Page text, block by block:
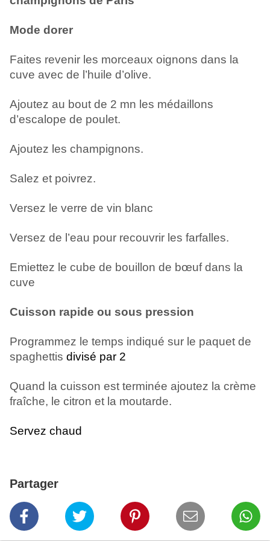
Mode dorer
Faites revenir les morceaux oignons dans la
cuve avec de l’huile d’olive.
Ajoutez au bout de 2 mn les médaillons
d’escalope de poulet.
Ajoutez les champignons.
Salez et poivrez.
Versez le verre de vin blanc
Versez de l’eau pour recouvrir les farfalles.
Emiettez le cube de bouillon de bœuf dans la
cuve
Cuisson rapide ou sous pression
Programmez le temps indiqué sur le paquet de
spaghettis divisé par 2
Quand la cuisson est terminée ajoutez la crème
fraîche, le citron et la moutarde.
Servez chaud
Partager